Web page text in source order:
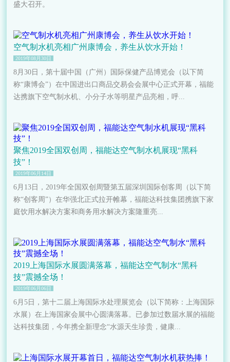
盛大召开。
空气制水机亮相广州康博会，养生从饮水开始！
2019年08月30日
8月30日，第十届中国（广州）国际保健产品博览会（以下简
称“康博会”）在中国进出口商品交易会会展中心正式开幕，福能
达携旗下空气制水机、小分子水等明星产品亮相，呼...
聚焦2019全国双创周，福能达空气制水机展现“黑科
技”！
2019年06月14日
6月13日，2019年全国双创周暨第五届深圳国际创客周（以下简
称“创客周”）在华强北正式拉开帷幕，福能达科技集团携旗下家
庭饮用水解决方案和商务用水解决方案隆重亮...
2019上海国际水展圆满落幕，福能达空气制水“黑科
技”震撼全场！
2019年06月06日
6月5日，第十二届上海国际水处理展览会（以下简称：上海国际
水展）在上海国家会展中心圆满落幕。已参加过数届水展的福能
达科技集团，今年携全新理念“水源天生珍贵，健康...